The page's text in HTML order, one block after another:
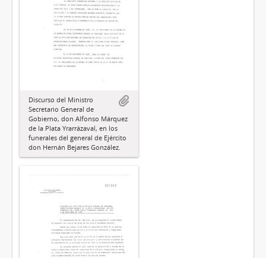
Discurso del Ministro
Secretario General de
Gobierno, don Alfonso Márquez
de la Plata Yrarrázaval, en los
funerales del general de Ejército
don Hernán Bejares González.